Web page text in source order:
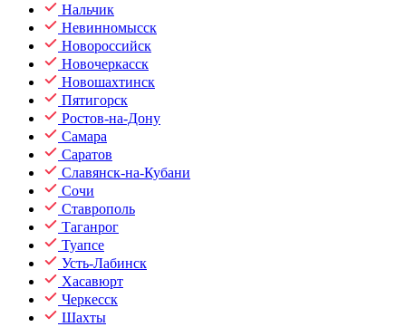
Нальчик
Невинномысск
Новороссийск
Новочеркасск
Новошахтинск
Пятигорск
Ростов-на-Дону
Самара
Саратов
Славянск-на-Кубани
Сочи
Ставрополь
Таганрог
Туапсе
Усть-Лабинск
Хасавюрт
Черкесск
Шахты